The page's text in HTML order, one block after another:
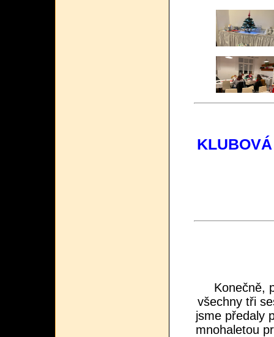
Konečně,
všechny tři
jsme předaly
mnohaletou